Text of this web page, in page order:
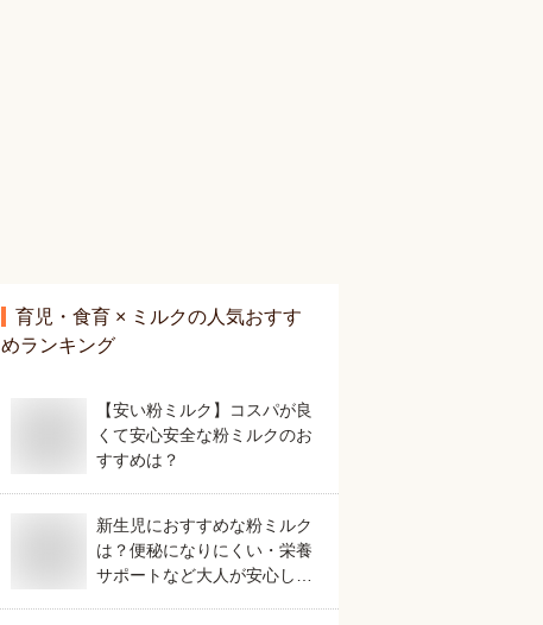
育児・食育 × ミルクの人気おすす
めランキング
【安い粉ミルク】コスパが良
くて安心安全な粉ミルクのお
すすめは？
新生児におすすめな粉ミルク
は？便秘になりにくい・栄養
サポートなど大人が安心して